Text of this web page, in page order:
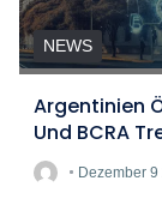
NEWS
Argentinien
Und BCRA
Dezember 9